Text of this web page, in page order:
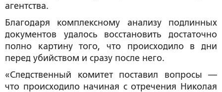
агентства.
Благодаря комплексному анализу подлинных
документов удалось восстановить достаточно
полно картину того, что происходило в дни
перед убийством и сразу после него.
«Следственный комитет поставил вопросы —
что происходило начиная с отречения Николая